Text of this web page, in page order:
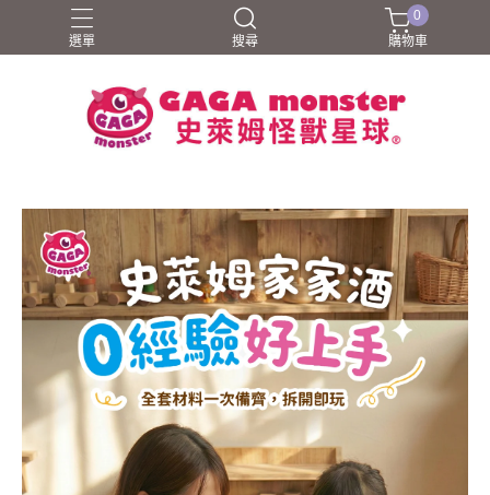
選單 搜尋
0
購物車